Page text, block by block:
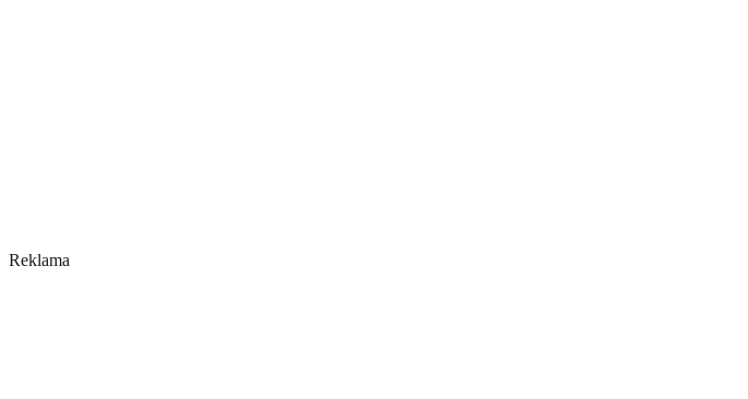
Reklama